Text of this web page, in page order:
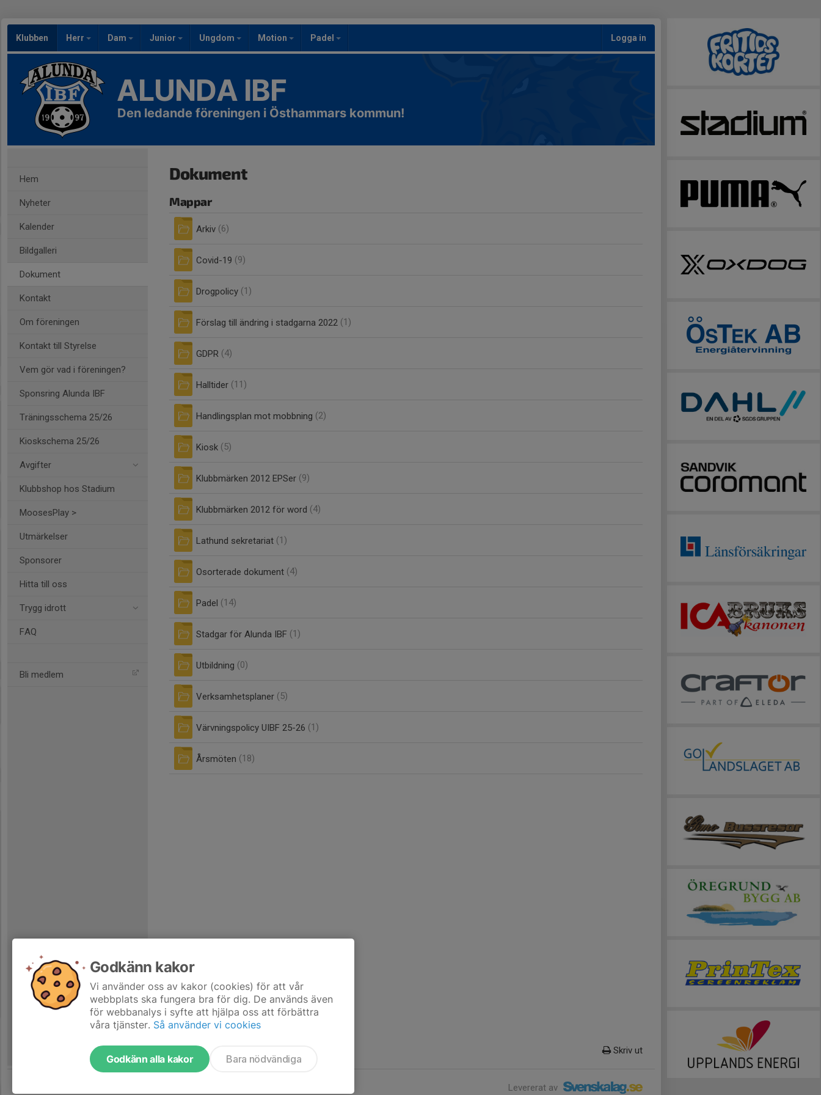
Klubben Herr Dam Junior Ungdom Motion Padel Logga in
ALUNDA IBF
Den ledande föreningen i Östhammars kommun!
Hem
Nyheter
Kalender
Bildgalleri
Dokument
Kontakt
Om föreningen
Kontakt till Styrelse
Vem gör vad i föreningen?
Sponsring Alunda IBF
Träningsschema 25/26
Kioskschema 25/26
Avgifter
Klubbshop hos Stadium
MoosesPlay >
Utmärkelser
Sponsorer
Hitta till oss
Trygg idrott
FAQ
Bli medlem
Dokument
Mappar
Arkiv (6)
Covid-19 (9)
Drogpolicy (1)
Förslag till ändring i stadgarna 2022 (1)
GDPR (4)
Halltider (11)
Handlingsplan mot mobbning (2)
Kiosk (5)
Klubbmärken 2012 EPSer (9)
Klubbmärken 2012 för word (4)
Lathund sekretariat (1)
Osorterade dokument (4)
Padel (14)
Stadgar för Alunda IBF (1)
Utbildning (0)
Verksamhetsplaner (5)
Värvningspolicy UIBF 25-26 (1)
Årsmöten (18)
Skriv ut
Levererat av
Godkänn kakor
Vi använder oss av kakor (cookies) för att vår
webbplats ska fungera bra för dig. De används även
för webbanalys i syfte att hjälpa oss att förbättra
våra tjänster. Så använder vi cookies
Godkänn alla kakor Bara nödvändiga